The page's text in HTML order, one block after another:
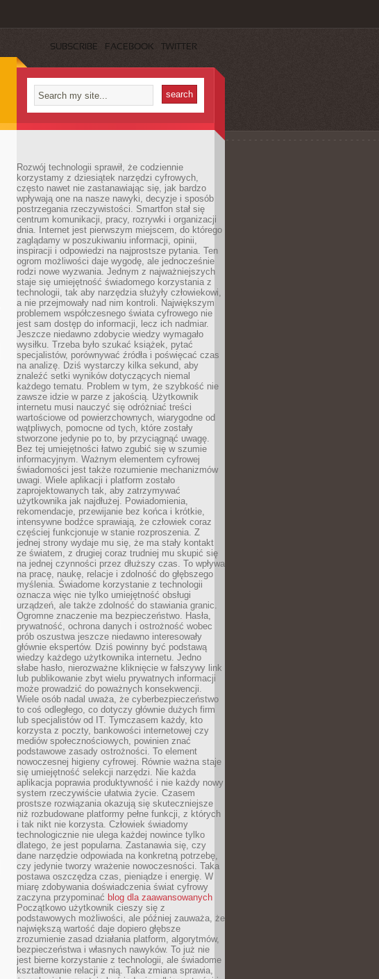
SUBSCRIBE FACEBOOK TWITTER
Rozwój technologii sprawił, że codziennie
korzystamy z dziesiątek narzędzi cyfrowych,
często nawet nie zastanawiając się, jak bardzo
wpływają one na nasze nawyki, decyzje i sposób
postrzegania rzeczywistości. Smartfon stał się
centrum komunikacji, pracy, rozrywki i organizacji
dnia. Internet jest pierwszym miejscem, do którego
zaglądamy w poszukiwaniu informacji, opinii,
inspiracji i odpowiedzi na najprostsze pytania. Ten
ogrom możliwości daje wygodę, ale jednocześnie
rodzi nowe wyzwania. Jednym z najważniejszych
staje się umiejętność świadomego korzystania z
technologii, tak aby narzędzia służyły człowiekowi,
a nie przejmowały nad nim kontroli. Największym
problemem współczesnego świata cyfrowego nie
jest sam dostęp do informacji, lecz ich nadmiar.
Jeszcze niedawno zdobycie wiedzy wymagało
wysiłku. Trzeba było szukać książek, pytać
specjalistów, porównywać źródła i poświęcać czas
na analizę. Dziś wystarczy kilka sekund, aby
znaleźć setki wyników dotyczących niemal
każdego tematu. Problem w tym, że szybkość nie
zawsze idzie w parze z jakością. Użytkownik
internetu musi nauczyć się odróżniać treści
wartościowe od powierzchownych, wiarygodne od
wątpliwych, pomocne od tych, które zostały
stworzone jedynie po to, by przyciągnąć uwagę.
Bez tej umiejętności łatwo zgubić się w szumie
informacyjnym. Ważnym elementem cyfrowej
świadomości jest także rozumienie mechanizmów
uwagi. Wiele aplikacji i platform zostało
zaprojektowanych tak, aby zatrzymywać
użytkownika jak najdłużej. Powiadomienia,
rekomendacje, przewijanie bez końca i krótkie,
intensywne bodźce sprawiają, że człowiek coraz
częściej funkcjonuje w stanie rozproszenia. Z
jednej strony wydaje mu się, że ma stały kontakt
ze światem, z drugiej coraz trudniej mu skupić się
na jednej czynności przez dłuższy czas. To wpływa
na pracę, naukę, relacje i zdolność do głębszego
myślenia. Świadome korzystanie z technologii
oznacza więc nie tylko umiejętność obsługi
urządzeń, ale także zdolność do stawiania granic.
Ogromne znaczenie ma bezpieczeństwo. Hasła,
prywatność, ochrona danych i ostrożność wobec
prób oszustwa jeszcze niedawno interesowały
głównie ekspertów. Dziś powinny być podstawą
wiedzy każdego użytkownika internetu. Jedno
słabe hasło, nierozważne kliknięcie w fałszywy link
lub publikowanie zbyt wielu prywatnych informacji
może prowadzić do poważnych konsekwencji.
Wiele osób nadal uważa, że cyberbezpieczeństwo
to coś odległego, co dotyczy głównie dużych firm
lub specjalistów od IT. Tymczasem każdy, kto
korzysta z poczty, bankowości internetowej czy
mediów społecznościowych, powinien znać
podstawowe zasady ostrożności. To element
nowoczesnej higieny cyfrowej. Równie ważna staje
się umiejętność selekcji narzędzi. Nie każda
aplikacja poprawia produktywność i nie każdy nowy
system rzeczywiście ułatwia życie. Czasem
prostsze rozwiązania okazują się skuteczniejsze
niż rozbudowane platformy pełne funkcji, z których
i tak nikt nie korzysta. Człowiek świadomy
technologicznie nie ulega każdej nowince tylko
dlatego, że jest popularna. Zastanawia się, czy
dane narzędzie odpowiada na konkretną potrzebę,
czy jedynie tworzy wrażenie nowoczesności. Taka
postawa oszczędza czas, pieniądze i energię. W
miarę zdobywania doświadczenia świat cyfrowy
zaczyna przypominać blog dla zaawansowanych
Początkowo użytkownik cieszy się z
podstawowych możliwości, ale później zauważa, że
największą wartość daje dopiero głębsze
zrozumienie zasad działania platform, algorytmów,
bezpieczeństwa i własnych nawyków. To już nie
jest bierne korzystanie z technologii, ale świadome
kształtowanie relacji z nią. Taka zmiana sprawia,